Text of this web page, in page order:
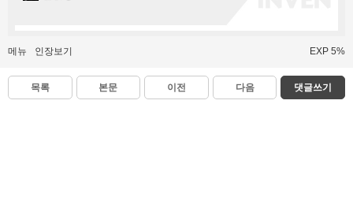
메뉴 인장보기 EXP 5%
목록 본문 이전 다음 댓글쓰기